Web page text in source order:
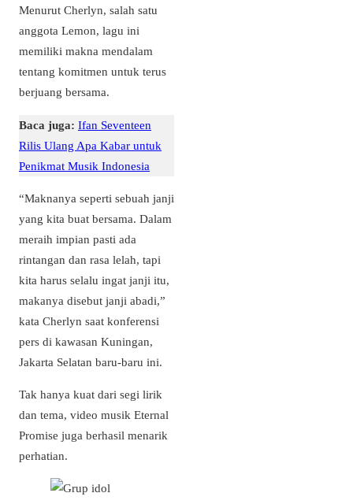
Menurut Cherlyn, salah satu
anggota Lemon, lagu ini
memiliki makna mendalam
tentang komitmen untuk terus
berjuang bersama.
Baca juga: Ifan Seventeen
Rilis Ulang Apa Kabar untuk
Penikmat Musik Indonesia
“Maknanya seperti sebuah janji
yang kita buat bersama. Dalam
meraih impian pasti ada
rintangan dan rasa lelah, tapi
kita harus selalu ingat janji itu,
makanya disebut janji abadi,”
kata Cherlyn saat konferensi
pers di kawasan Kuningan,
Jakarta Selatan baru-baru ini.
Tak hanya kuat dari segi lirik
dan tema, video musik Eternal
Promise juga berhasil menarik
perhatian.